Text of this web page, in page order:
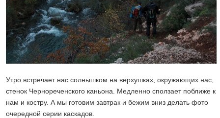
Утро встречает нас солнышком на верхушках, окружающих нас,
стенок Чернореченского каньона. Медленно сползает поближе к
нам и костру. А мы готовим завтрак и бежим вниз делать фото
очередной серии каскадов.